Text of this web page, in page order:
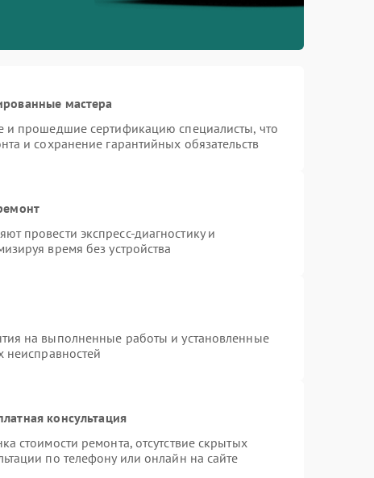
мастера
и прошедшие сертификацию специалисты, что
и сохранение гарантийных обязательств
провести экспресс-диагностику и
время без устройства
на выполненные работы и установленные
неисправностей
консультация
стоимости ремонта, отсутствие скрытых
по телефону или онлайн на сайте